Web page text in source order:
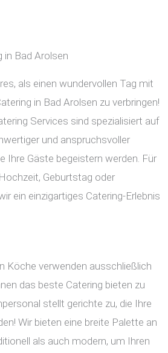
in Bad Arolsen
als einen wundervollen Tag mit
in Bad Arolsen zu verbringen!
Services sind spezialisiert auf
und anspruchsvoller
Ihre Gäste begeistern werden. Für
Geburtstag oder
ein einzigartiges Catering-Erlebnis
Köche verwenden ausschließlich
das beste Catering bieten zu
stellt gerichte zu, die Ihre
Wir bieten eine breite Palette an
als auch modern, um Ihren